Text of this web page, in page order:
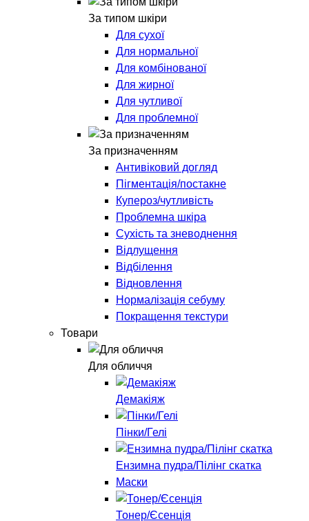
За типом шкіри
Для сухої
Для нормальної
Для комбінованої
Для жирної
Для чутливої
Для проблемної
За призначенням
Антивіковий догляд
Пігментація/постакне
Купероз/чутливість
Проблемна шкіра
Сухість та зневоднення
Відлущення
Відбілення
Відновлення
Нормалізація себуму
Покращення текстури
Товари
Для обличчя
Демакіяж
Пінки/Гелі
Ензимна пудра/Пілінг скатка
Маски
Тонер/Єсенція